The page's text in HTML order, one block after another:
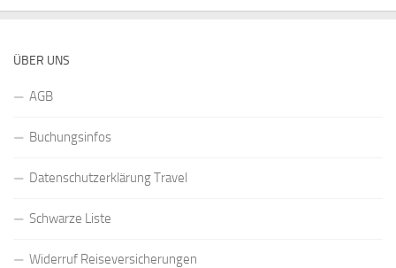
ÜBER UNS
AGB
Buchungsinfos
Datenschutzerklärung Travel
Schwarze Liste
Widerruf Reiseversicherungen